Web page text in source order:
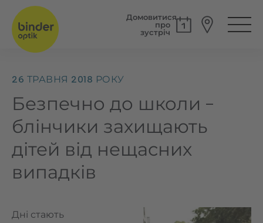
Домовитися
про
зустріч
26 ТРАВНЯ 2018 РОКУ
Безпечно до школи –
блінчики захищають
дітей від нещасних
випадків
Дні стають